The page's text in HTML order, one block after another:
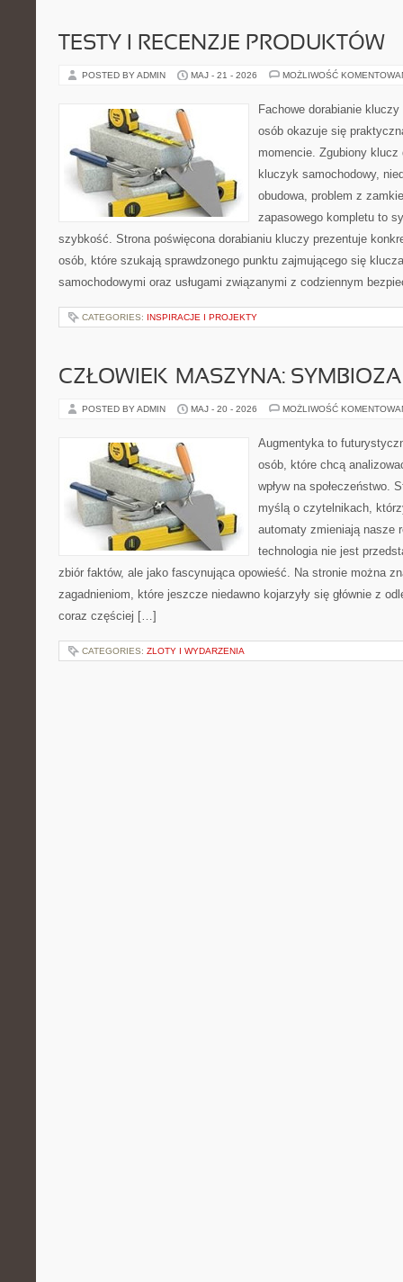
TESTY I RECENZJE PRODUKTÓW
POSTED BY ADMIN MAJ - 21 - 2026 MOŻLIWOŚĆ
Fachowe dorabianie
osób okazuje się
momencie. Zgubiony
kluczyk samochodowy,
obudowa, problem z
zapasowego kompletu to
szybkość. Strona poświęcona dorabianiu kluczy prezentuje
osób, które szukają sprawdzonego punktu zajmującego się
samochodowymi oraz usługami związanymi z codziennym
CATEGORIES: INSPIRACJE I PROJEKTY
CZŁOWIEK–MASZYNA: SYMBIOZA
POSTED BY ADMIN MAJ - 20 - 2026 MOŻLIWOŚĆ
Augmentyka to
osób, które chcą
wpływ na społeczeństwo.
myślą o czytelnikach,
automaty zmieniają nasze
technologia nie jest
zbiór faktów, ale jako fascynująca opowieść. Na stronie można
zagadnieniom, które jeszcze niedawno kojarzyły się głównie z
coraz częściej […]
CATEGORIES: ZLOTY I WYDARZENIA